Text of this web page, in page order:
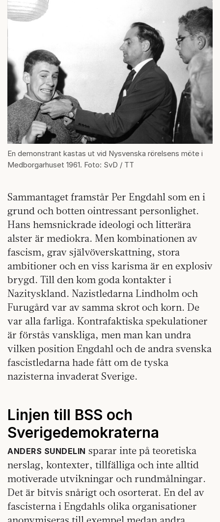
En demonstrant kastas ut vid Nysvenska rörelsens möte i
Medborgarhuset 1961. Foto: SvD / TT
Sammantaget framstår Per Engdahl som en i
grund och botten ointressant personlighet.
Hans hemsnickrade ideologi och litterära
alster är mediokra. Men kombinationen av
fascism, grav självöverskattning, stora
ambitioner och en viss karisma är en explosiv
brygd. Till den kom goda kontakter i
Nazityskland. Nazistledarna Lindholm och
Furugård var av samma skrot och korn. De
var alla farliga. Kontrafaktiska spekulationer
är förstås vanskliga, men man kan undra
vilken position Engdahl och de andra svenska
fascistledarna hade fått om de tyska
nazisterna invaderat Sverige.
Linjen till BSS och
Sverigedemokraterna
ANDERS SUNDELIN sparar inte på teoretiska
nerslag, kontexter, tillfälliga och inte alltid
motiverade utvikningar och rundmålningar.
Det är bitvis snårigt och osorterat. En del av
fascisterna i Engdahls olika organisationer